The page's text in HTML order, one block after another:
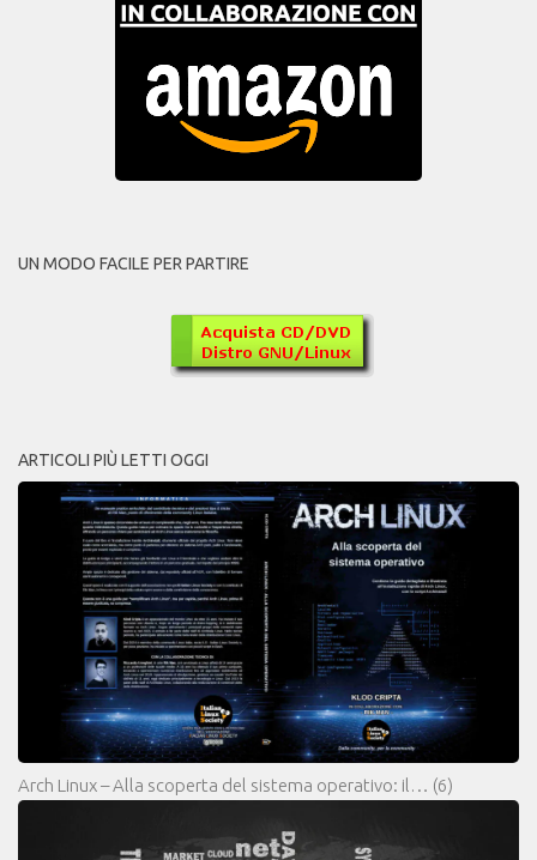
UN MODO FACILE PER PARTIRE
ARTICOLI PIÙ LETTI OGGI
Arch Linux – Alla scoperta del sistema operativo: il… (6)